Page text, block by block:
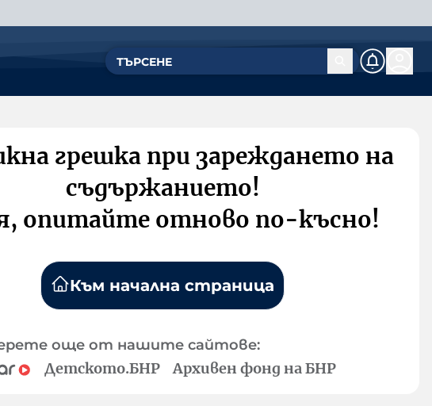
грешка при зареждането на
съдържанието!
опитайте отново по-късно!
Към начална страница
още от нашите сайтове:
Детското.БНР Архивен фонд на БНР